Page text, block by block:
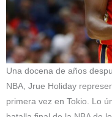
Una docena de años
NBA, Jrue Holiday
primera vez en Tokio. Lo